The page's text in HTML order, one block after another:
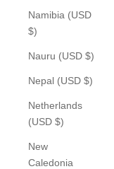
Namibia (USD
$)
Nauru (USD $)
Nepal (USD $)
Netherlands
(USD $)
New
Caledonia